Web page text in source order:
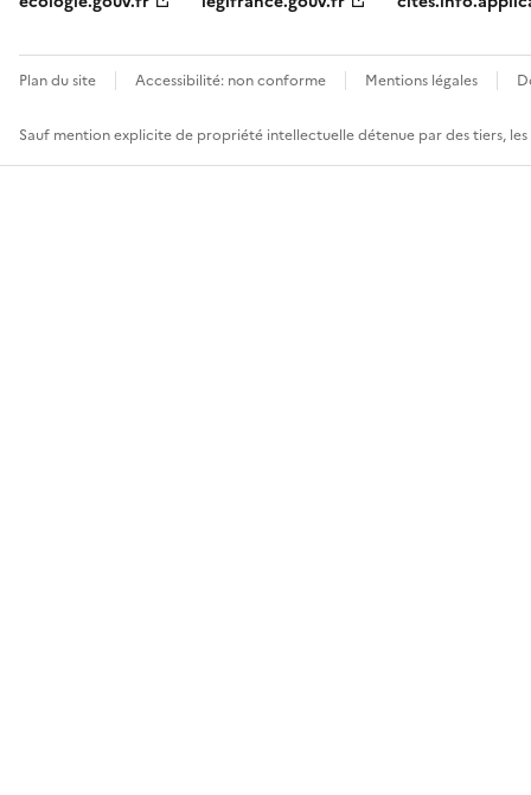
Plan du site Accessibilité: non conforme Mentions légales
Sauf mention explicite de propriété intellectuelle détenue par des tiers,